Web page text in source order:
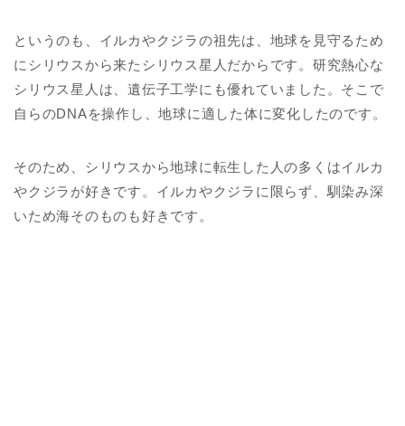
というのも、イルカやクジラの祖先は、地球を見守るため
にシリウスから来たシリウス星人だからです。研究熱心な
シリウス星人は、遺伝子工学にも優れていました。そこで
自らのDNAを操作し、地球に適した体に変化したのです。
そのため、シリウスから地球に転生した人の多くはイルカ
やクジラが好きです。イルカやクジラに限らず、馴染み深
いため海そのものも好きです。